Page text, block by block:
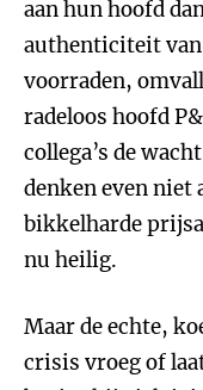
aan hun hoofd
authenticiteit
voorraden,
radeloos hoofd
collega’s de
denken even niet
bikkelharde
nu heilig.
Maar de echte,
crisis vroeg of